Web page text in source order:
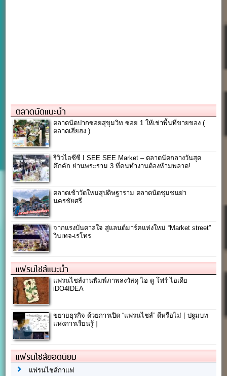
ตลาดนัดแนะนำ
ตลาดนัดปากซอยสุขุมวิท ซอย 1 ให้เช่าพื้นที่ขายของ (
ตลาดเฮียฮง )
รีวิวไอซีซี I SEE SEE Market – ตลาดนัดกลางวันสุด
คึกคัก ย่านพระราม 3 ที่คนทำงานต้องห้ามพลาด!
ตลาดเช้าวัดใหม่สุปดิษฐาราม ตลาดนัดชุมชนย่า
นครชัยศรี
จากแรงบันดาลใจ สู่แลนด์มาร์คแห่งใหม่ “Market street”
วินเทจ-เรโทร
แฟรนไชส์แนะนำ
แฟรนไชส์งานพิมพ์ภาพลงวัสดุ ไอ ดู โฟร์ ไอเดีย
iDO4IDEA
ขยายธุรกิจ ด้วยการเปิด “แฟรนไชส์” ดีหรือไม่ [ ปฐมบท
แห่งการเรียนรู้ ]
แฟรนไชส์ยอดนิยม
แฟรนไชส์กาแฟ